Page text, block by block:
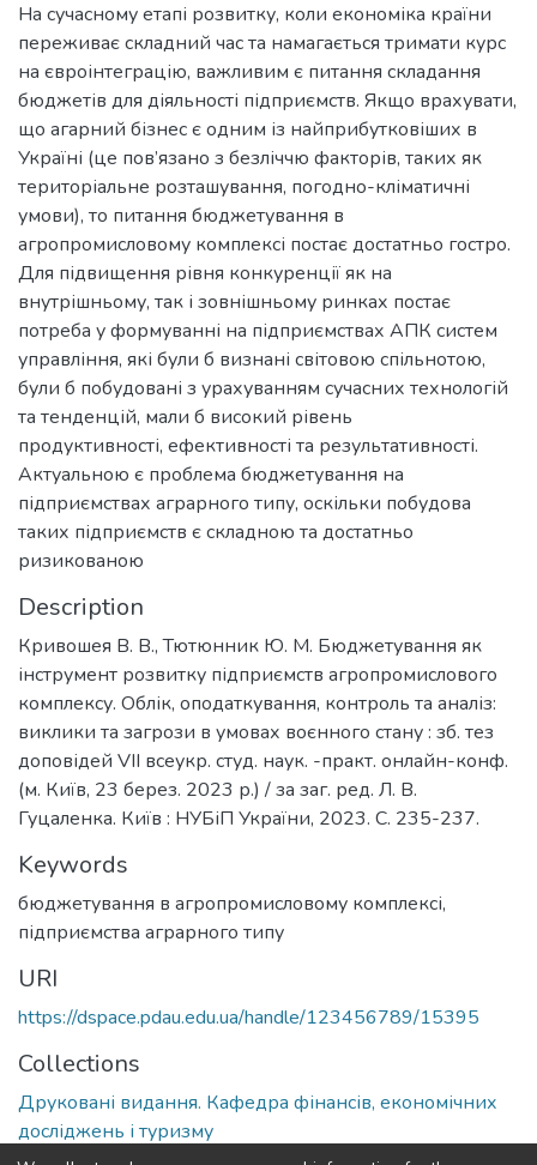
На сучасному етапі розвитку, коли економіка країни
переживає складний час та намагається тримати курс
на євроінтеграцію, важливим є питання складання
бюджетів для діяльності підприємств. Якщо врахувати,
що агарний бізнес є одним із найприбутковіших в
Україні (це пов’язано з безліччю факторів, таких як
територіальне розташування, погодно-кліматичні
умови), то питання бюджетування в
агропромисловому комплексі постає достатньо гостро.
Для підвищення рівня конкуренції як на
внутрішньому, так і зовнішньому ринках постає
потреба у формуванні на підприємствах АПК систем
управління, які були б визнані світовою спільнотою,
були б побудовані з урахуванням сучасних технологій
та тенденцій, мали б високий рівень
продуктивності, ефективності та результативності.
Актуальною є проблема бюджетування на
підприємствах аграрного типу, оскільки побудова
таких підприємств є складною та достатньо
ризикованою
Description
Кривошея В. В., Тютюнник Ю. М. Бюджетування як
інструмент розвитку підприємств агропромислового
комплексу. Облік, оподаткування, контроль та аналіз:
виклики та загрози в умовах воєнного стану : зб. тез
доповідей VIІ всеукр. студ. наук. -практ. онлайн-конф.
(м. Київ, 23 берез. 2023 р.) / за заг. ред. Л. В.
Гуцаленка. Київ : НУБіП України, 2023. С. 235-237.
Keywords
бюджетування в агропромисловому комплексі,
підприємства аграрного типу
URI
https://dspace.pdau.edu.ua/handle/123456789/15395
Collections
Друковані видання. Кафедра фінансів, економічних
досліджень і туризму